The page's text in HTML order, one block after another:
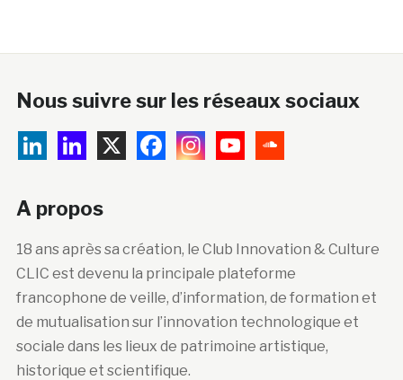
Nous suivre sur les réseaux sociaux
A propos
18 ans après sa création, le Club Innovation & Culture
CLIC est devenu la principale plateforme
francophone de veille, d’information, de formation et
de mutualisation sur l’innovation technologique et
sociale dans les lieux de patrimoine artistique,
historique et scientifique.